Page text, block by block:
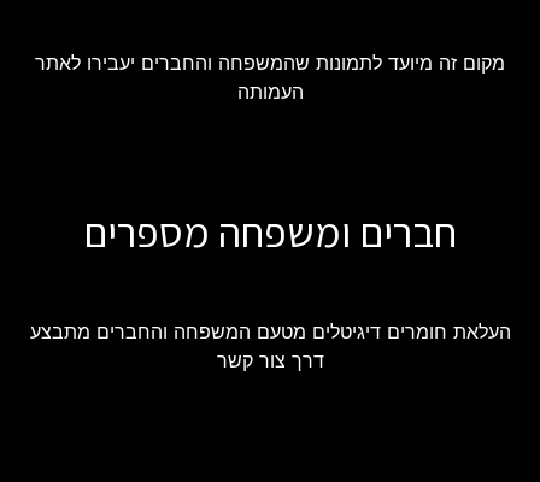
מקום זה מיועד לתמונות שהמשפחה והחברים יעבירו לאתר
העמותה
חברים ומשפחה מספרים
העלאת חומרים דיגיטלים מטעם המשפחה והחברים מתבצע
דרך צור קשר